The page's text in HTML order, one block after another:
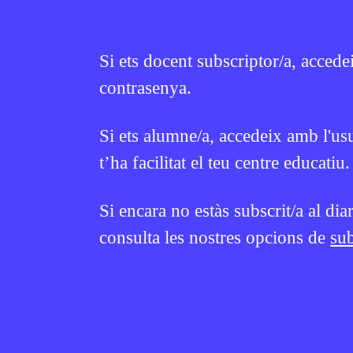
Si ets docent subscriptor/a,
contrasenya.
Si ets alumne/a, accedeix amb
t’ha facilitat el teu centre educatiu.
Si encara no estàs subscrit/a al
consulta les nostres opcions de
Trivial de cultura general
31 DE JULIOL DE 2026 · 6:00
2N CICLE ESO
ESPORTS
Trivial
JUNIOR REPORT
CICLE